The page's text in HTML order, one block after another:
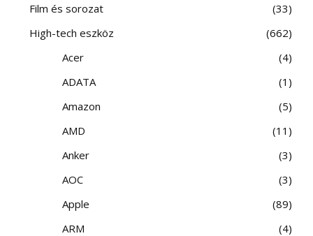
Film és sorozat
33
High-tech eszköz
662
Acer
4
ADATA
1
Amazon
5
AMD
11
Anker
3
AOC
3
Apple
89
ARM
4